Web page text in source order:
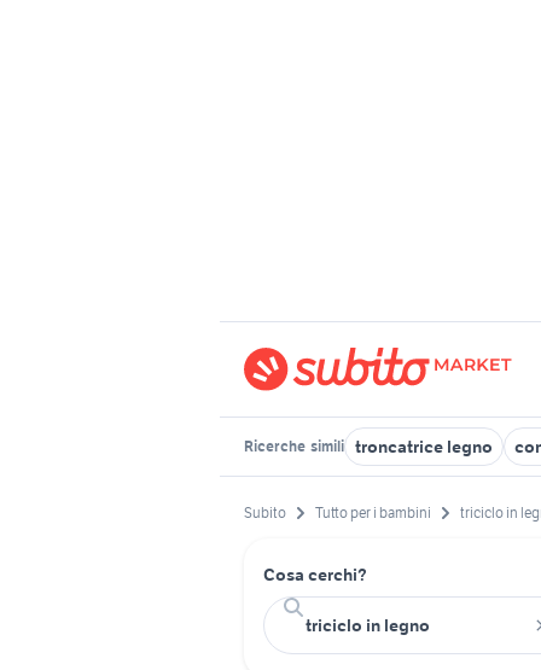
Ricerche simili troncatrice legno
Subito Tutto per i bambini triciclo in
Cosa cerchi?